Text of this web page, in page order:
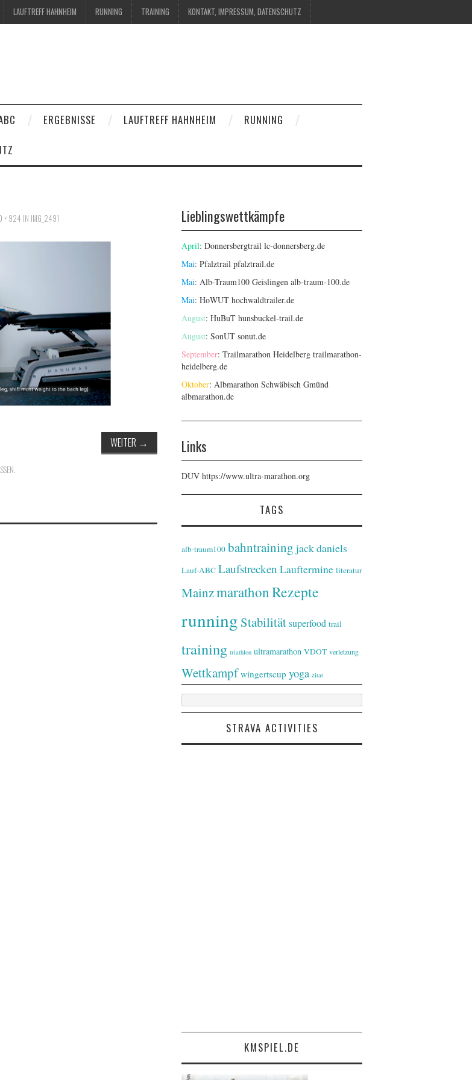
LAUFTREFF HAHNHEIM RUNNING TRAINING KONTAKT, IMPRESSUM, DATENSCHUTZ
ERGEBNISSE LAUFTREFF HAHNHEIM
RUNNING
× 924 IN IMG_2491
WEITER →
.
Lieblingswettkämpfe
April: Donnersbergtrail lc-donnersberg.de
Mai: Pfalztrail pfalztrail.de
Mai: Alb-Traum100 Geislingen alb-traum-100.de
Mai: HoWUT hochwaldtrailer.de
August: HuBuT hunsbuckel-trail.de
August: SonUT sonut.de
September: Trailmarathon Heidelberg trailmarathon-
heidelberg.de
Oktober: Albmarathon Schwäbisch Gmünd
albmarathon.de
Links
DUV https://www.ultra-marathon.org
TAGS
alb-traum100 bahntraining jack daniels
Lauf-ABC Laufstrecken Lauftermine literatur
MainzmarathonRezepte
running Stabilitätsuperfood trail
training triathlon ultramarathon VDOT verletzung
Wettkampf wingertscup yoga zitat
STRAVA ACTIVITIES
KMSPIEL.DE